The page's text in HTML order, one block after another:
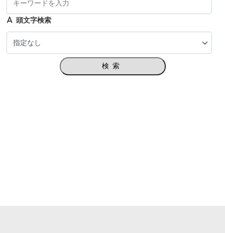
頭文字検索
検索